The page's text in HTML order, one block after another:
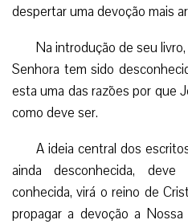
despertar uma devoção mais
Na introdução de seu
Senhora tem sido
esta uma das razões por que
como deve ser.
A ideia central dos
ainda desconhecida,
conhecida, virá o reino de
propagar a devoção a